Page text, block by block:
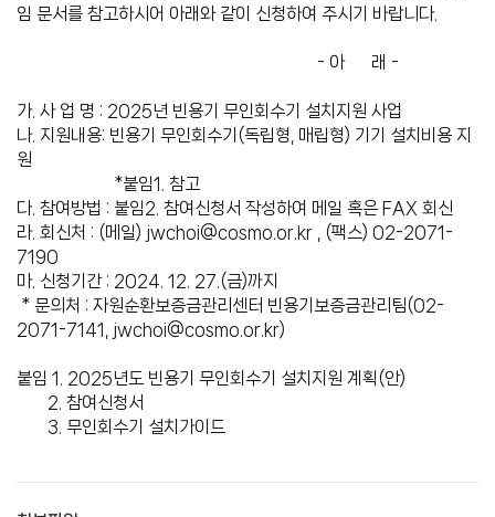
임 문서를 참고하시어 아래와 같이 신청하여 주시기 바랍니다.
- 아 래 -
가. 사 업 명 : 2025년 빈용기 무인회수기 설치지원 사업
나. 지원내용: 빈용기 무인회수기(독립형, 매립형) 기기 설치비용 지
원
*붙임1. 참고
다. 참여방법 : 붙임2. 참여신청서 작성하여 메일 혹은 FAX 회신
라. 회신처 : (메일) jwchoi@cosmo.or.kr , (팩스) 02-2071-
7190
마. 신청기간 : 2024. 12. 27.(금)까지
* 문의처 : 자원순환보증금관리센터 빈용기보증금관리팀(02-
2071-7141, jwchoi@cosmo.or.kr)
붙임 1. 2025년도 빈용기 무인회수기 설치지원 계획(안)
2. 참여신청서
3. 무인회수기 설치가이드